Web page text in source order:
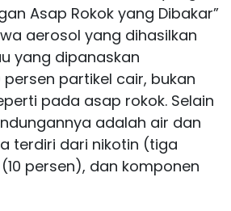
Asap Rokok yang Dibakar”
aerosol yang dihasilkan
yang dipanaskan
partikel cair, bukan
pada asap rokok. Selain
adalah air dan
terdiri dari nikotin (tiga
persen), dan komponen